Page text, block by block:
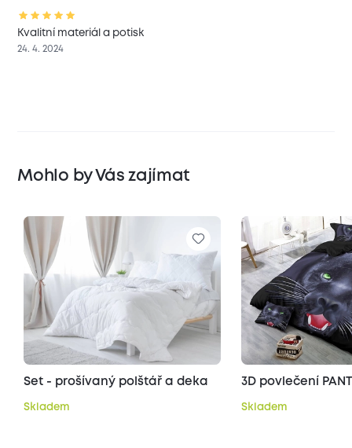
Kvalitní materiál a potisk
24. 4. 2024
Mohlo by Vás zajímat
Set - prošívaný polštář a deka
Skladem
3D povlečení
Skladem